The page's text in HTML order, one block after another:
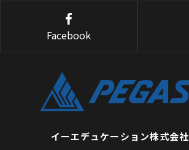
Facebook
イーエデュケーション株式会社